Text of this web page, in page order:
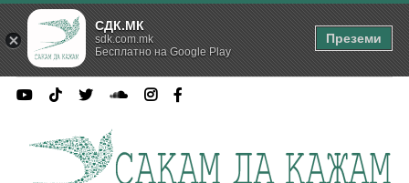
СДК.МК
sdk.com.mk
Бесплатно на Google Play
Преземи